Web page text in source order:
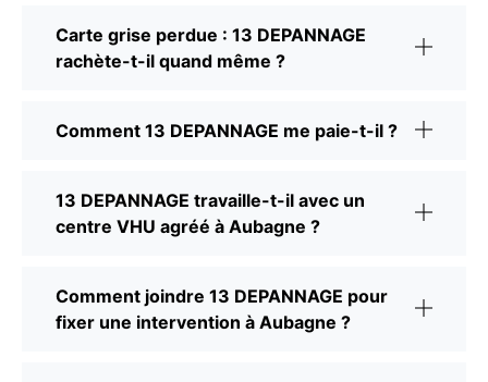
Carte grise perdue : 13 DEPANNAGE
rachète-t-il quand même ?
Comment 13 DEPANNAGE me paie-t-il ?
13 DEPANNAGE travaille-t-il avec un
centre VHU agréé à Aubagne ?
Comment joindre 13 DEPANNAGE pour
fixer une intervention à Aubagne ?